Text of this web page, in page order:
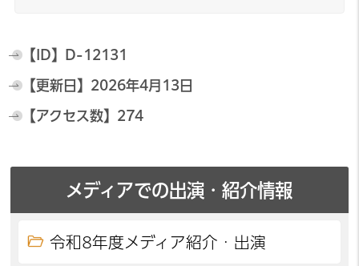
【ID】 D-12131
【更新日】 2026年4月13日
【アクセス数】 274
メディアでの出演・紹介情報
令和8年度メディア紹介・出演